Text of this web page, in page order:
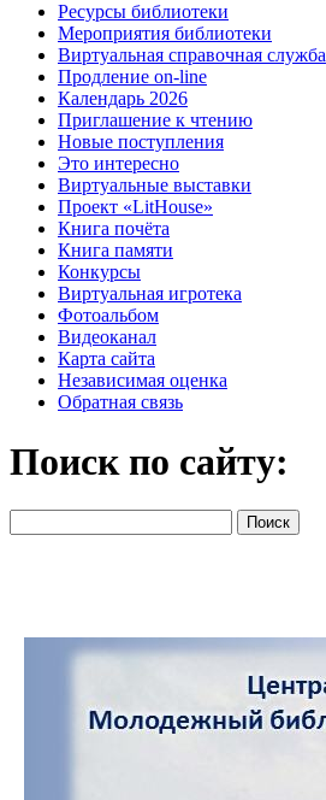
Ресурсы библиотеки
Мероприятия библиотеки
Виртуальная справочная служба
Продление on-line
Календарь 2026
Приглашение к чтению
Новые поступления
Это интересно
Виртуальные выставки
Проект «LitHouse»
Книга почёта
Книга памяти
Конкурсы
Виртуальная игротека
Фотоальбом
Видеоканал
Карта сайта
Независимая оценка
Обратная связь
Поиск по сайту: